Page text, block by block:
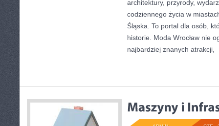
architektury, przyrody,
codziennego życia w
Śląska. To portal dla osób,
historie. Moda Wrocław nie
najbardziej znanych atrakcji,